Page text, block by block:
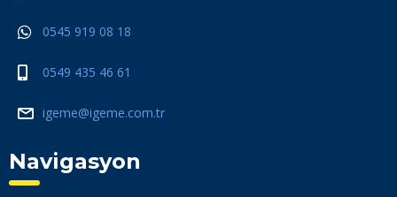
0545 919 08 18
0549 435 46 61
igeme@igeme.com.tr
Navigasyon